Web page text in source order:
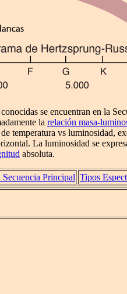
se encuentran en la
la relación masa-
temperatura vs luminosidad,
La luminosidad se
absoluta.
Principal Tipos